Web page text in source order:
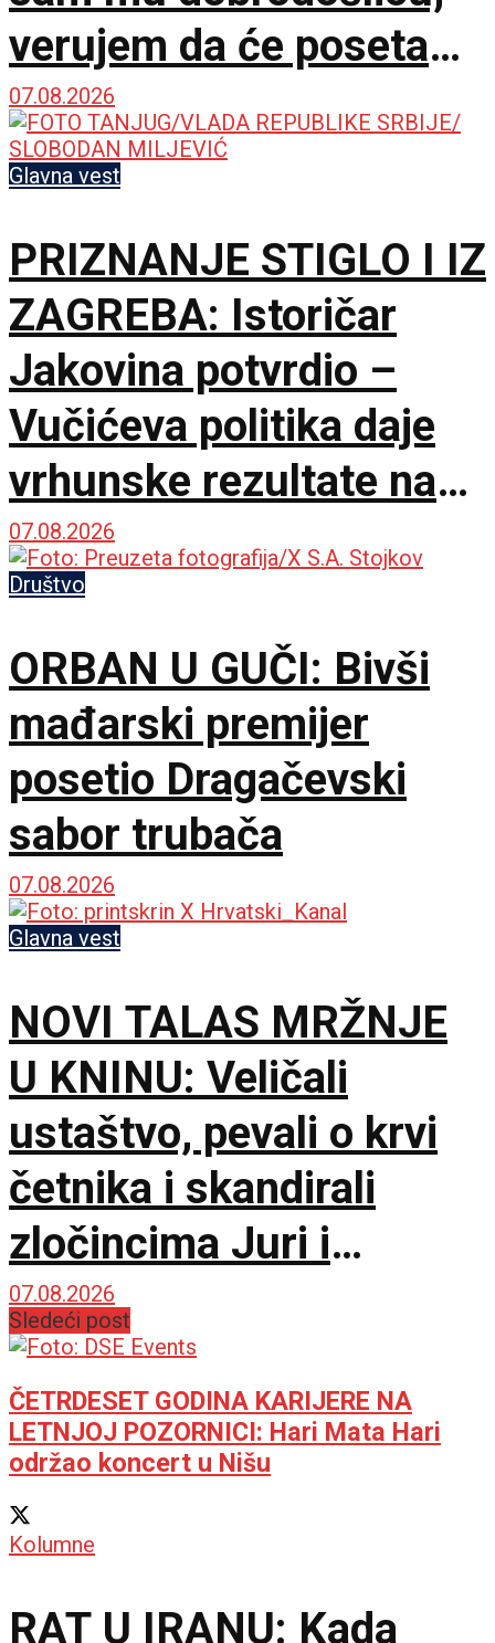
verujem da će poseta
doprineti razvoju
odnosa
07.08.2026
Glavna vest
PRIZNANJE STIGLO I IZ
ZAGREBA: Istoričar
Jakovina potvrdio –
Vučićeva politika daje
vrhunske rezultate na
međunarodnoj sceni
07.08.2026
Društvo
ORBAN U GUČI: Bivši
mađarski premijer
posetio Dragačevski
sabor trubača
07.08.2026
Glavna vest
NOVI TALAS MRŽNJE
U KNINU: Veličali
ustaštvo, pevali o krvi
četnika i skandirali
zločincima Juri i
Bobanu
07.08.2026
Sledeći post
ČETRDESET GODINA KARIJERE NA
LETNJOJ POZORNICI: Hari Mata Hari
održao koncert u Nišu
Kolumne
RAT U IRANU: Kada